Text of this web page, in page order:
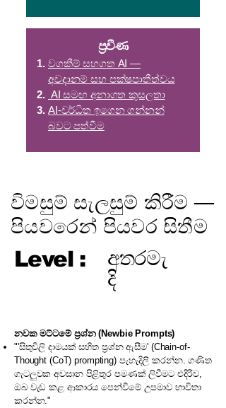
ප්‍රවීණ
වගකීම් සහගත AI —
අවදානම් සහ පක්ෂපාතීත්වය
AI සමඟ අනාගත කුසලතා
AI-වර්ධිත ඉගෙන ගන්නන්
බවට පත්වීම
විමසුම් සැලසුම් කිරීම —
පියවරෙන් පියවර සිතීම
Level :
අතරමැ
දි
නවක මට්ටමේ ප්‍රශ්න (Newbie Prompts)
"'සිතුවිලි දාමයක් සහිත ප්‍රශ්න ඇසීම' (Chain-of-
Thought (CoT) prompting) පැහැදිලි කරන්න. ගණිත
ගැටලුවක අවසාන පිළිතුර පමණක් ලිවීමට එදිරිව,
ඔබ වැඩ කළ ආකාරය පෙන්වීමේ උපමාව භාවිතා
කරන්න."